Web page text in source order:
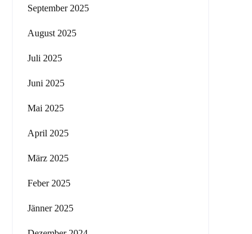
September 2025
August 2025
Juli 2025
Juni 2025
Mai 2025
April 2025
März 2025
Feber 2025
Jänner 2025